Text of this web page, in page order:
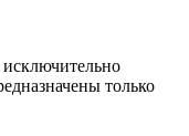
только